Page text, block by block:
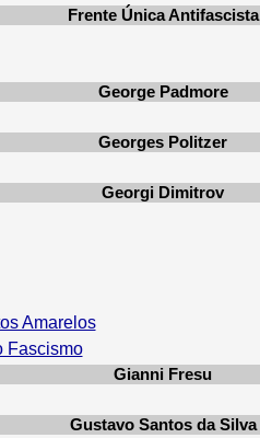
Frente Única Antifascista
George Padmore
Georges Politzer
Georgi Dimitrov
Amarelos
Fascismo
Gianni Fresu
Gustavo Santos da Silva